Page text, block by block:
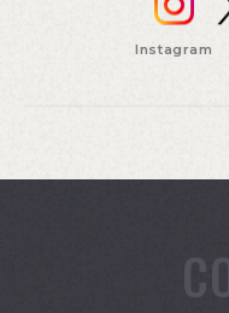
Instagram